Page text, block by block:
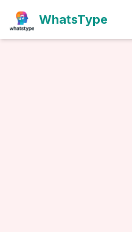
WhatsType